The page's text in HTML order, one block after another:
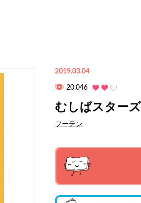
2019.03.04
20,046
むしばスターズ
フーテン